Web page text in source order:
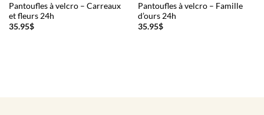
Pantoufles à velcro – Carreaux
et fleurs 24h
35.95$
Pantoufles à velcro – Famille
d’ours 24h
35.95$